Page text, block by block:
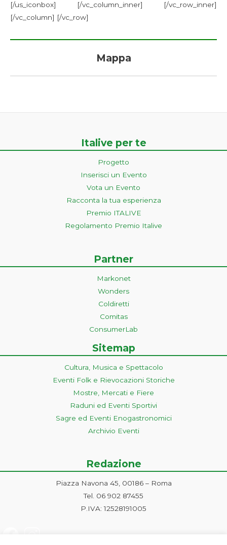
[/us_iconbox] [/vc_column_inner] [/vc_row_inner]
[/vc_column] [/vc_row]
Mappa
Italive per te
Progetto
Inserisci un Evento
Vota un Evento
Racconta la tua esperienza
Premio ITALIVE
Regolamento Premio Italive
Partner
Markonet
Wonders
Coldiretti
Comitas
ConsumerLab
Sitemap
Cultura, Musica e Spettacolo
Eventi Folk e Rievocazioni Storiche
Mostre, Mercati e Fiere
Raduni ed Eventi Sportivi
Sagre ed Eventi Enogastronomici
Archivio Eventi
Redazione
Piazza Navona 45, 00186 – Roma
Tel. 06 902 87455
P.IVA: 12528191005